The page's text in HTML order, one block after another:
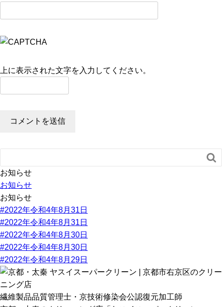
上に表示された文字を入力してください。

お知らせ
お知らせ
お知らせ
#2022年令和4年8月31日
#2022年令和4年8月31日
#2022年令和4年8月30日
#2022年令和4年8月30日
#2022年令和4年8月29日
繊維製品品質管理士・京技術修染会公認復元加工師